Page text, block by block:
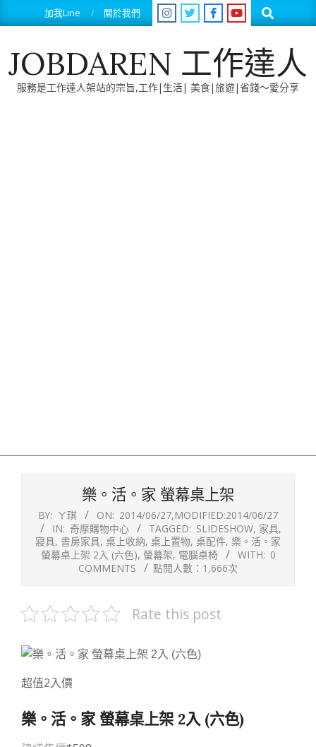
to
加我Line 關於我們 Search
JOBDAREN 工作達人
服務是工作達人架站的宗旨,工作|生活| 美食|旅遊|省錢～愛分享
樂。活。家 螢幕桌上架
BY: ㄚ琪 ON: 2014/06/27,MODIFIED:2014/06/27
IN: 奇摩購物中心 TAGGED: SLIDESHOW, 家具,
寢具, 書房家具, 桌上收納, 桌上置物, 桌配件, 樂。活。家
螢幕桌上架 2入 (六色), 螢幕架, 電腦桌椅 WITH: 0
COMMENTS
點閱人數：1,666次
Rate this post
超值2入價
樂。活。家 螢幕桌上架 2入 (六色)